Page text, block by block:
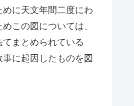
に天文年間二度にわ
この図については、
まとめられている
に起因したものを図